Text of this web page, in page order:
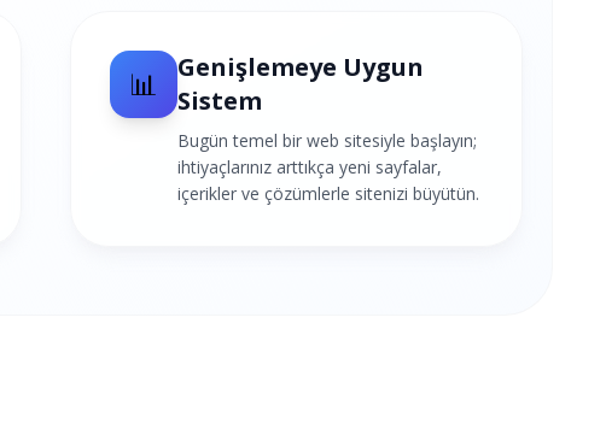
📊
Genişlemeye Uygun
Sistem
Bugün temel bir web sitesiyle başlayın;
ihtiyaçlarınız arttıkça yeni sayfalar,
içerikler ve çözümlerle sitenizi büyütün.